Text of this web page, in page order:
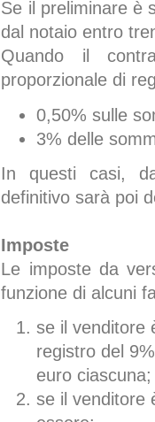
Se il preliminare è
dal notaio entro
Quando il
proporzionale di
0,50% sulle
3% delle
In questi casi,
definitivo sarà poi
Imposte
Le imposte da
funzione di alcuni
se il venditore
registro del
euro ciascuna;
se il venditore